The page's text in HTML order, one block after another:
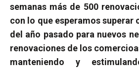
semanas más de 500
con lo que esperamos superar
del año pasado para nuevos
renovaciones de los
manteniendo y